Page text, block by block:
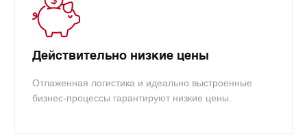
Действительно низкие цены
Отлаженная логистика и идеально выстроенные
бизнес-процессы гарантируют низкие цены.